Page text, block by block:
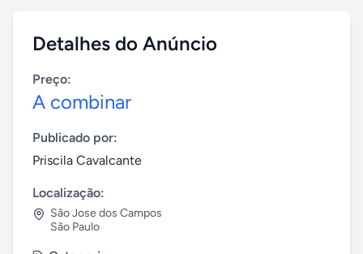
Detalhes do Anúncio
Preço:
A combinar
Publicado por:
Priscila Cavalcante
Localização:
São Jose dos Campos
São Paulo